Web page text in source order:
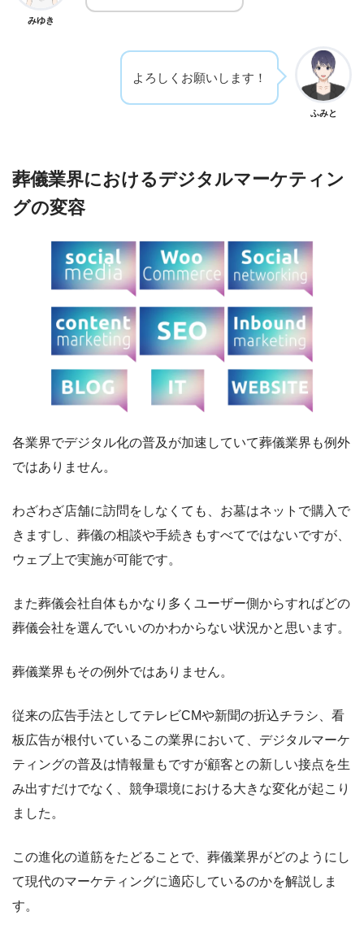
みゆき
ふみと
よろしくお願いします！
葬儀業界におけるデジタルマーケティン
グの変容
各業界でデジタル化の普及が加速していて葬儀業界も例外
ではありません。
わざわざ店舗に訪問をしなくても、お墓はネットで購入で
きますし、葬儀の相談や手続きもすべてではないですが、
ウェブ上で実施が可能です。
また葬儀会社自体もかなり多くユーザー側からすればどの
葬儀会社を選んでいいのかわからない状況かと思います。
葬儀業界もその例外ではありません。
従来の広告手法としてテレビCMや新聞の折込チラシ、看
板広告が根付いているこの業界において、デジタルマーケ
ティングの普及は情報量もですが顧客との新しい接点を生
み出すだけでなく、競争環境における大きな変化が起こり
ました。
この進化の道筋をたどることで、葬儀業界がどのようにし
て現代のマーケティングに適応しているのかを解説しま
す。